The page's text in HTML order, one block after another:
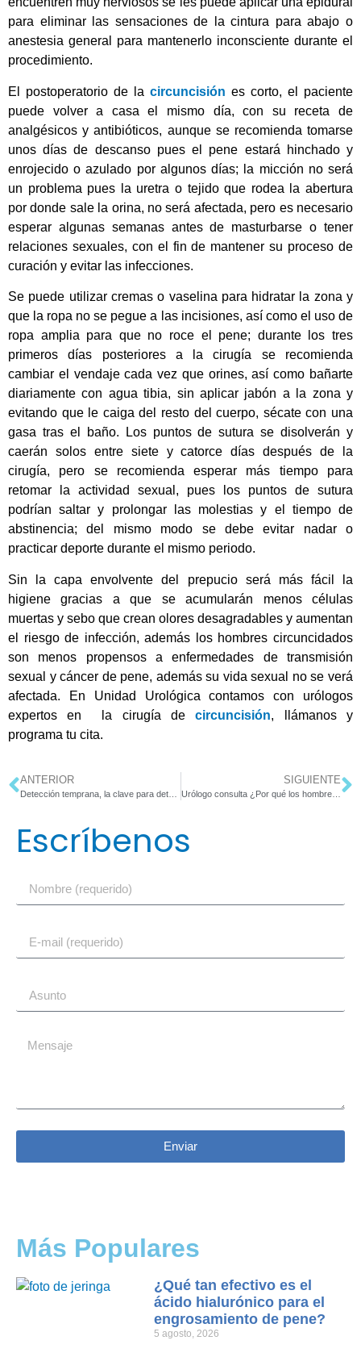
para eliminar las sensaciones de la cintura para abajo o
anestesia general para mantenerlo inconsciente durante el
procedimiento.
El postoperatorio de la circuncisión es corto, el paciente
puede volver a casa el mismo día, con su receta de
analgésicos y antibióticos, aunque se recomienda tomarse
unos días de descanso pues el pene estará hinchado y
enrojecido o azulado por algunos días; la micción no será
un problema pues la uretra o tejido que rodea la abertura
por donde sale la orina, no será afectada, pero es necesario
esperar algunas semanas antes de masturbarse o tener
relaciones sexuales, con el fin de mantener su proceso de
curación y evitar las infecciones.
Se puede utilizar cremas o vaselina para hidratar la zona y
que la ropa no se pegue a las incisiones, así como el uso de
ropa amplia para que no roce el pene; durante los tres
primeros días posteriores a la cirugía se recomienda
cambiar el vendaje cada vez que orines, así como bañarte
diariamente con agua tibia, sin aplicar jabón a la zona y
evitando que le caiga del resto del cuerpo, sécate con una
gasa tras el baño. Los puntos de sutura se disolverán y
caerán solos entre siete y catorce días después de la
cirugía, pero se recomienda esperar más tiempo para
retomar la actividad sexual, pues los puntos de sutura
podrían saltar y prolongar las molestias y el tiempo de
abstinencia; del mismo modo se debe evitar nadar o
practicar deporte durante el mismo periodo.
Sin la capa envolvente del prepucio será más fácil la
higiene gracias a que se acumularán menos células
muertas y sebo que crean olores desagradables y aumentan
el riesgo de infección, además los hombres circuncidados
son menos propensos a enfermedades de transmisión
sexual y cáncer de pene, además su vida sexual no se verá
afectada. En Unidad Urológica contamos con urólogos
expertos en la cirugía decircuncisión, llámanos y
programa tu cita.
ANTERIOR SIGUIENTE
Urólogo consulta ¿Por qué los hombres le tienen tanto miedo?
Escríbenos
Enviar
Más Populares
¿Qué tan efectivo es el
ácido hialurónico para el
engrosamiento de pene?
5 agosto, 2026